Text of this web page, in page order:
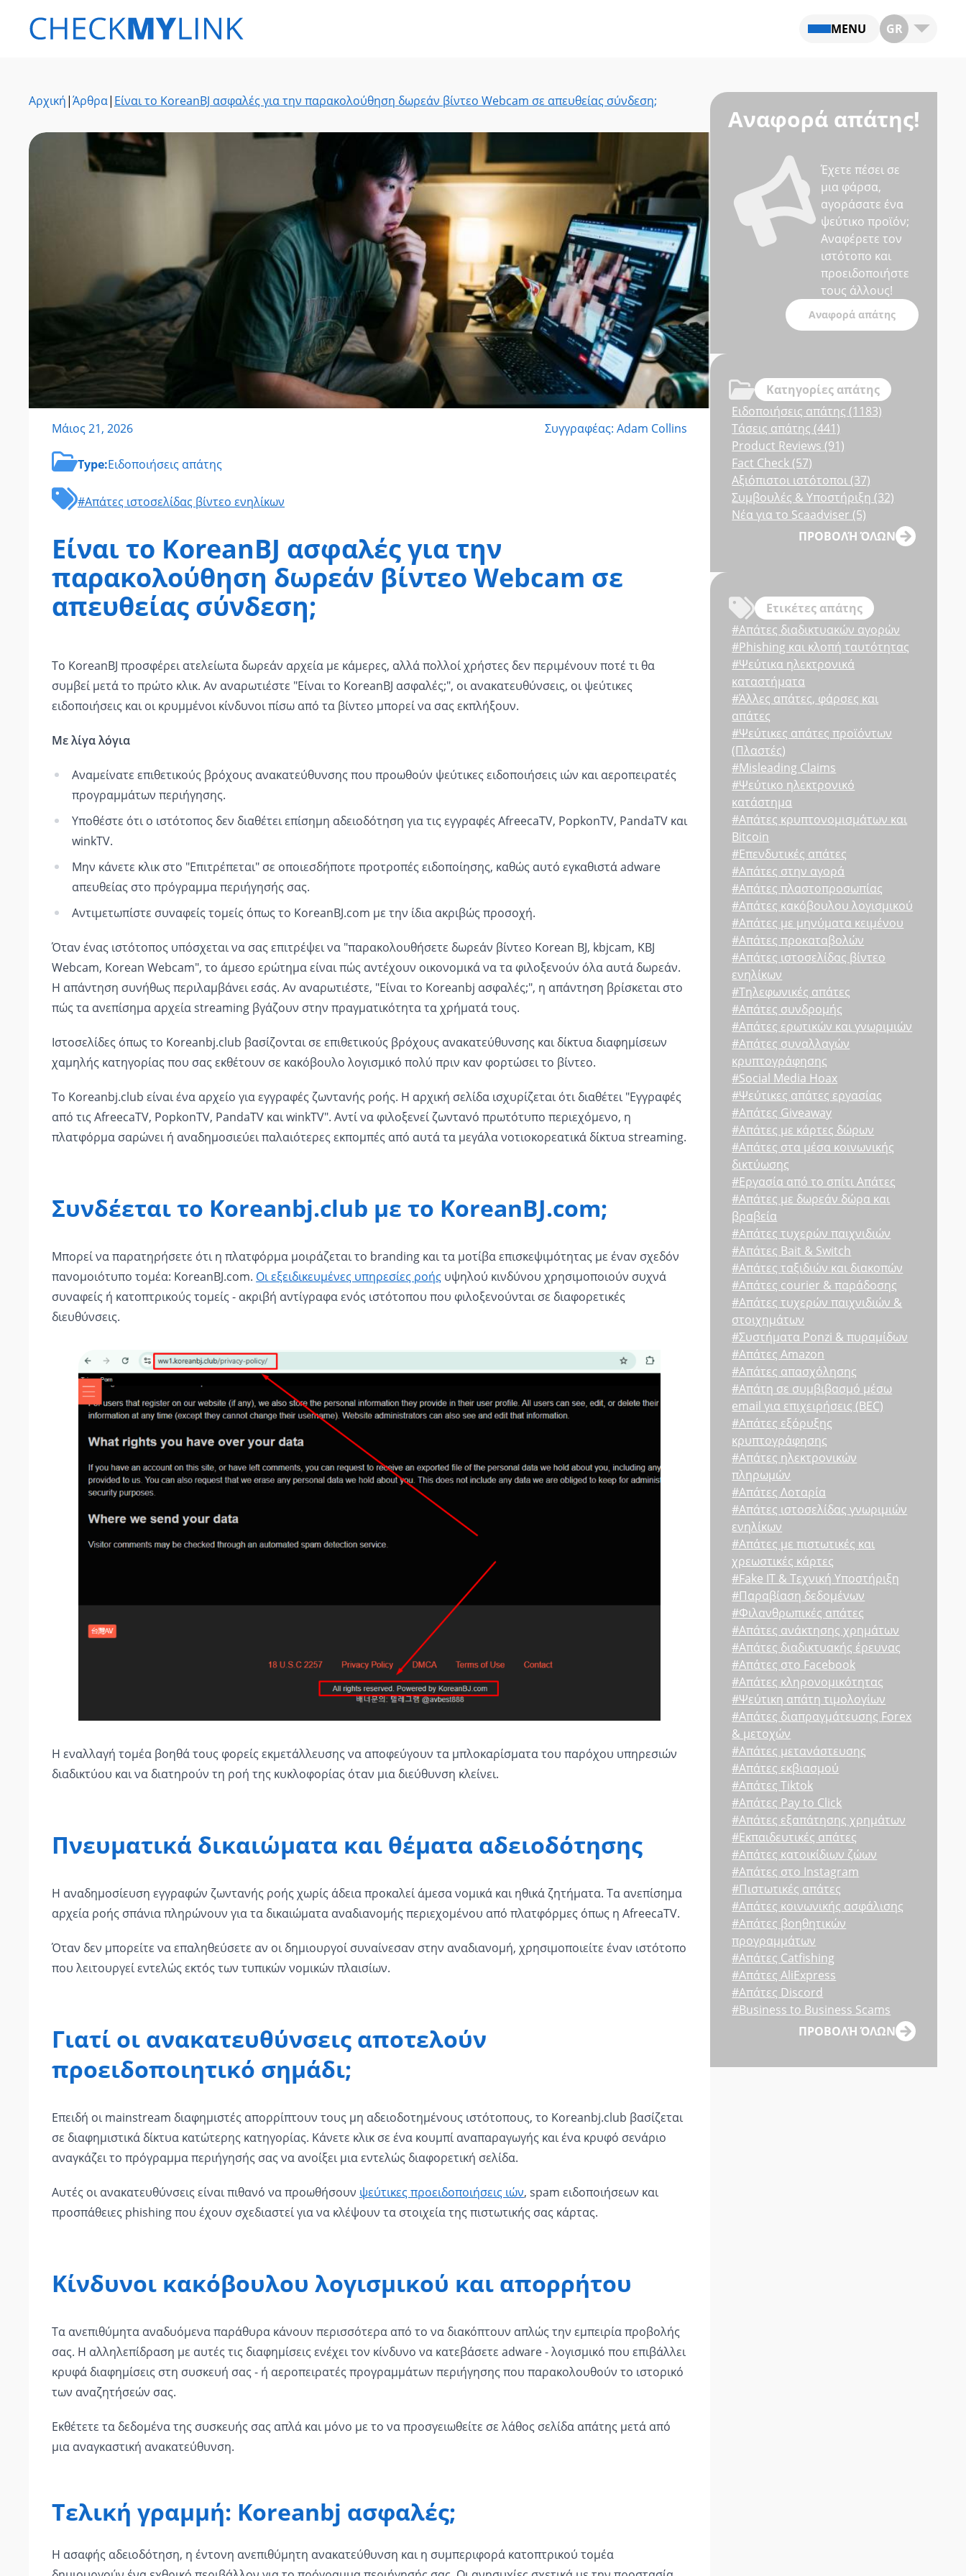
MENU GR
Αρχική|Άρθρα| Είναι το KoreanBJ ασφαλές για την παρακολούθηση δωρεάν βίντεο Webcam σε απευθείας σύνδεση;
Μάιος 21, 2026 Συγγραφέας: Adam Collins
Type:Ειδοποιήσεις απάτης
#Απάτες ιστοσελίδας βίντεο ενηλίκων
Είναι το KoreanBJ ασφαλές για την
παρακολούθηση δωρεάν βίντεο Webcam σε
απευθείας σύνδεση;
Το KoreanBJ προσφέρει ατελείωτα δωρεάν αρχεία με κάμερες, αλλά πολλοί χρήστες δεν περιμένουν ποτέ τι θα
συμβεί μετά το πρώτο κλικ. Αν αναρωτιέστε "Είναι το KoreanBJ ασφαλές;", οι ανακατευθύνσεις, οι ψεύτικες
ειδοποιήσεις και οι κρυμμένοι κίνδυνοι πίσω από τα βίντεο μπορεί να σας εκπλήξουν.
Με λίγα λόγια
Αναμείνατε επιθετικούς βρόχους ανακατεύθυνσης που προωθούν ψεύτικες ειδοποιήσεις ιών και αεροπειρατές
προγραμμάτων περιήγησης.
Υποθέστε ότι ο ιστότοπος δεν διαθέτει επίσημη αδειοδότηση για τις εγγραφές AfreecaTV, PopkonTV, PandaTV και
winkTV.
Μην κάνετε κλικ στο "Επιτρέπεται" σε οποιεσδήποτε προτροπές ειδοποίησης, καθώς αυτό εγκαθιστά adware
απευθείας στο πρόγραμμα περιήγησής σας.
Αντιμετωπίστε συναφείς τομείς όπως το KoreanBJ.com με την ίδια ακριβώς προσοχή.
Όταν ένας ιστότοπος υπόσχεται να σας επιτρέψει να "παρακολουθήσετε δωρεάν βίντεο Korean BJ, kbjcam, KBJ
Webcam, Korean Webcam", το άμεσο ερώτημα είναι πώς αντέχουν οικονομικά να τα φιλοξενούν όλα αυτά δωρεάν.
Η απάντηση συνήθως περιλαμβάνει εσάς. Αν αναρωτιέστε, "Είναι το Koreanbj ασφαλές;", η απάντηση βρίσκεται στο
πώς τα ανεπίσημα αρχεία streaming βγάζουν στην πραγματικότητα τα χρήματά τους.
Ιστοσελίδες όπως το Koreanbj.club βασίζονται σε επιθετικούς βρόχους ανακατεύθυνσης και δίκτυα διαφημίσεων
χαμηλής κατηγορίας που σας εκθέτουν σε κακόβουλο λογισμικό πολύ πριν καν φορτώσει το βίντεο.
Το Koreanbj.club είναι ένα αρχείο για εγγραφές ζωντανής ροής. Η αρχική σελίδα ισχυρίζεται ότι διαθέτει "Εγγραφές
από τις AfreecaTV, PopkonTV, PandaTV και winkTV". Αντί να φιλοξενεί ζωντανό πρωτότυπο περιεχόμενο, η
πλατφόρμα σαρώνει ή αναδημοσιεύει παλαιότερες εκπομπές από αυτά τα μεγάλα νοτιοκορεατικά δίκτυα streaming.
Συνδέεται το Koreanbj.club με το KoreanBJ.com;
Μπορεί να παρατηρήσετε ότι η πλατφόρμα μοιράζεται το branding και τα μοτίβα επισκεψιμότητας με έναν σχεδόν
πανομοιότυπο τομέα: KoreanBJ.com. Οι εξειδικευμένες υπηρεσίες ροής υψηλού κινδύνου χρησιμοποιούν συχνά
συναφείς ή κατοπτρικούς τομείς - ακριβή αντίγραφα ενός ιστότοπου που φιλοξενούνται σε διαφορετικές
διευθύνσεις.
Η εναλλαγή τομέα βοηθά τους φορείς εκμετάλλευσης να αποφεύγουν τα μπλοκαρίσματα του παρόχου υπηρεσιών
διαδικτύου και να διατηρούν τη ροή της κυκλοφορίας όταν μια διεύθυνση κλείνει.
Πνευματικά δικαιώματα και θέματα αδειοδότησης
Η αναδημοσίευση εγγραφών ζωντανής ροής χωρίς άδεια προκαλεί άμεσα νομικά και ηθικά ζητήματα. Τα ανεπίσημα
αρχεία ροής σπάνια πληρώνουν για τα δικαιώματα αναδιανομής περιεχομένου από πλατφόρμες όπως η AfreecaTV.
Όταν δεν μπορείτε να επαληθεύσετε αν οι δημιουργοί συναίνεσαν στην αναδιανομή, χρησιμοποιείτε έναν ιστότοπο
που λειτουργεί εντελώς εκτός των τυπικών νομικών πλαισίων.
Γιατί οι ανακατευθύνσεις αποτελούν
προειδοποιητικό σημάδι;
Επειδή οι mainstream διαφημιστές απορρίπτουν τους μη αδειοδοτημένους ιστότοπους, το Koreanbj.club βασίζεται
σε διαφημιστικά δίκτυα κατώτερης κατηγορίας. Κάνετε κλικ σε ένα κουμπί αναπαραγωγής και ένα κρυφό σενάριο
αναγκάζει το πρόγραμμα περιήγησής σας να ανοίξει μια εντελώς διαφορετική σελίδα.
Αυτές οι ανακατευθύνσεις είναι πιθανό να προωθήσουν ψεύτικες προειδοποιήσεις ιών, spam ειδοποιήσεων και
προσπάθειες phishing που έχουν σχεδιαστεί για να κλέψουν τα στοιχεία της πιστωτικής σας κάρτας.
Κίνδυνοι κακόβουλου λογισμικού και απορρήτου
Τα ανεπιθύμητα αναδυόμενα παράθυρα κάνουν περισσότερα από το να διακόπτουν απλώς την εμπειρία προβολής
σας. Η αλληλεπίδραση με αυτές τις διαφημίσεις ενέχει τον κίνδυνο να κατεβάσετε adware - λογισμικό που επιβάλλει
κρυφά διαφημίσεις στη συσκευή σας - ή αεροπειρατές προγραμμάτων περιήγησης που παρακολουθούν το ιστορικό
των αναζητήσεών σας.
Εκθέτετε τα δεδομένα της συσκευής σας απλά και μόνο με το να προσγειωθείτε σε λάθος σελίδα απάτης μετά από
μια αναγκαστική ανακατεύθυνση.
Τελική γραμμή: Koreanbj ασφαλές;
Η ασαφής αδειοδότηση, η έντονη ανεπιθύμητη ανακατεύθυνση και η συμπεριφορά κατοπτρικού τομέα
Αναφορά απάτης!
Έχετε πέσει σε
μια φάρσα,
αγοράσατε ένα
ψεύτικο προϊόν;
Αναφέρετε τον
ιστότοπο και
προειδοποιήστε
τους άλλους!
Αναφορά απάτης
Κατηγορίες απάτης
Ειδοποιήσεις απάτης (1183)
Τάσεις απάτης (441)
Product Reviews (91)
Fact Check (57)
Αξιόπιστοι ιστότοποι (37)
Συμβουλές & Υποστήριξη (32)
Νέα για το Scaadviser (5)
ΠΡΟΒΟΛΉ ΌΛΩΝ
Ετικέτες απάτης
#Απάτες διαδικτυακών αγορών
#Phishing και κλοπή ταυτότητας
#Ψεύτικα ηλεκτρονικά
καταστήματα
#Άλλες απάτες, φάρσες και
απάτες
#Ψεύτικες απάτες προϊόντων
(Πλαστές)
#Misleading Claims
#Ψεύτικο ηλεκτρονικό
κατάστημα
#Απάτες κρυπτονομισμάτων και
Bitcoin
#Επενδυτικές απάτες
#Απάτες στην αγορά
#Απάτες πλαστοπροσωπίας
#Απάτες κακόβουλου λογισμικού
#Απάτες με μηνύματα κειμένου
#Απάτες προκαταβολών
#Απάτες ιστοσελίδας βίντεο
ενηλίκων
#Τηλεφωνικές απάτες
#Απάτες συνδρομής
#Απάτες ερωτικών και γνωριμιών
#Απάτες συναλλαγών
κρυπτογράφησης
#Social Media Hoax
#Ψεύτικες απάτες εργασίας
#Απάτες Giveaway
#Απάτες με κάρτες δώρων
#Απάτες στα μέσα κοινωνικής
δικτύωσης
#Εργασία από το σπίτι Απάτες
#Απάτες με δωρεάν δώρα και
βραβεία
#Απάτες τυχερών παιχνιδιών
#Απάτες Bait & Switch
#Απάτες ταξιδιών και διακοπών
#Απάτες courier & παράδοσης
#Απάτες τυχερών παιχνιδιών &
στοιχημάτων
#Συστήματα Ponzi & πυραμίδων
#Απάτες Amazon
#Απάτες απασχόλησης
#Απάτη σε συμβιβασμό μέσω
email για επιχειρήσεις (BEC)
#Απάτες εξόρυξης
κρυπτογράφησης
#Απάτες ηλεκτρονικών
πληρωμών
#Απάτες Λοταρία
#Απάτες ιστοσελίδας γνωριμιών
ενηλίκων
#Απάτες με πιστωτικές και
χρεωστικές κάρτες
#Fake IT & Τεχνική Υποστήριξη
#Παραβίαση δεδομένων
#Φιλανθρωπικές απάτες
#Απάτες ανάκτησης χρημάτων
#Απάτες διαδικτυακής έρευνας
#Απάτες στο Facebook
#Απάτες κληρονομικότητας
#Ψεύτικη απάτη τιμολογίων
#Απάτες διαπραγμάτευσης Forex
& μετοχών
#Απάτες μετανάστευσης
#Απάτες εκβιασμού
#Απάτες Tiktok
#Απάτες Pay to Click
#Απάτες εξαπάτησης χρημάτων
#Εκπαιδευτικές απάτες
#Απάτες κατοικίδιων ζώων
#Απάτες στο Instagram
#Πιστωτικές απάτες
#Απάτες κοινωνικής ασφάλισης
#Απάτες βοηθητικών
προγραμμάτων
#Απάτες Catfishing
#Απάτες AliExpress
#Απάτες Discord
#Business to Business Scams
ΠΡΟΒΟΛΉ ΌΛΩΝ